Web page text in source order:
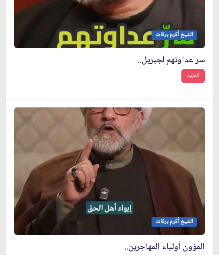
الشيخ أكرم بركات
سر عداوتهم لجبريل..
المزيد
الشيخ أكرم بركات
المؤون أولياء المهاجرين..